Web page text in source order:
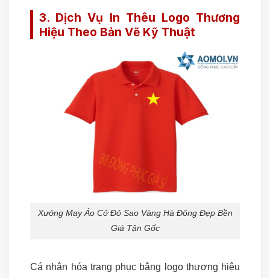
3. Dịch Vụ In Thêu Logo Thương
Hiệu Theo Bản Vẽ Kỹ Thuật
Xưởng May Áo Cở Đỏ Sao Vàng Hà Đông Đẹp Bền
Giá Tận Gốc
Cá nhân hóa trang phục bằng logo thương hiệu